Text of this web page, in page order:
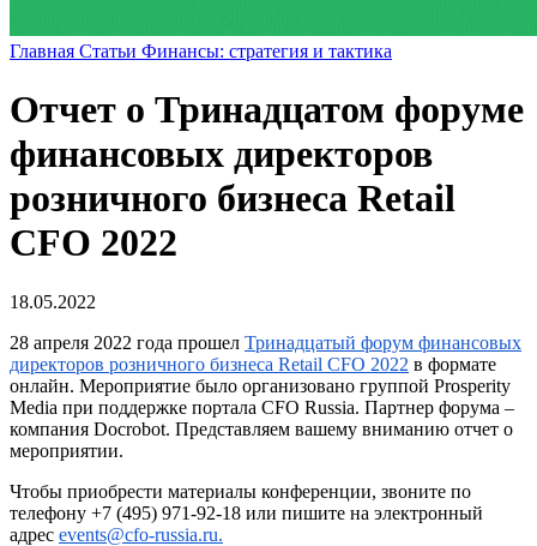
Главная Статьи Финансы: стратегия и тактика
Отчет о Тринадцатом форуме
финансовых директоров
розничного бизнеса Retail
CFO 2022
18.05.2022
28 апреля 2022 года прошел Тринадцатый форум финансовых
директоров розничного бизнеса Retail CFO 2022 в формате
онлайн. Мероприятие было организовано группой Prosperity
Media при поддержке портала CFO Russia. Партнер форума –
компания Docrobot. Представляем вашему вниманию отчет о
мероприятии.
Чтобы приобрести материалы конференции, звоните по
телефону +7 (495) 971-92-18 или пишите на электронный
адрес events@cfo-russia.ru.